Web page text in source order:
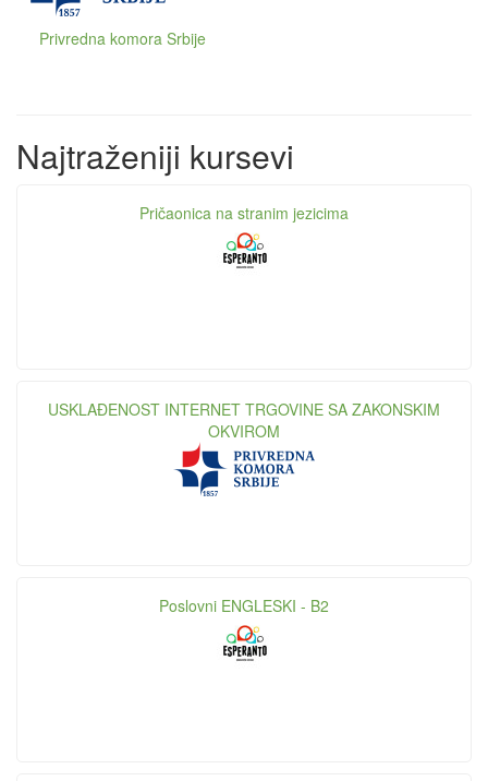
Privredna komora Srbije
Najtraženiji kursevi
Pričaonica na stranim jezicima
USKLAĐENOST INTERNET TRGOVINE SA ZAKONSKIM
OKVIROM
Poslovni ENGLESKI - B2